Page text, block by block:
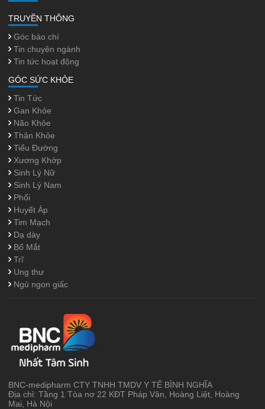
TRUYỀN THÔNG
Góc báo chí
Tin chuyên ngành
Tin tức hoạt động
GÓC SỨC KHỎE
Tin Tức
Gan Khỏe
Não Khỏe
Thận Khỏe
Tiểu Đường
Xương Khớp
Sinh Lý Nữ
Sinh Lý Nam
Phổi
Huyết Áp
Tim Mạch
Dạ dày
Bổ Mắt
Trĩ
Ung thư
Ngủ ngon giấc
BNC-medipharm CTY TNHH TMDV Y TẾ BÌNH NGHĨA
Địa chỉ: Tầng 1 Tòa nơ 22 KĐT Pháp Vân, Hoàng Liệt, Hoàng
Mai, Hà Nội